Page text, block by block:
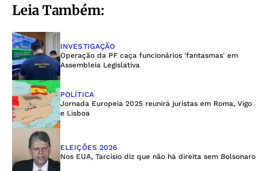
Leia Também:
INVESTIGAÇÃO
Operação da PF caça funcionários 'fantasmas' em
Assembleia Legislativa
POLÍTICA
Jornada Europeia 2025 reunirá juristas em Roma, Vigo
e Lisboa
ELEIÇÕES 2026
Nos EUA, Tarcísio diz que não há direita sem Bolsonaro